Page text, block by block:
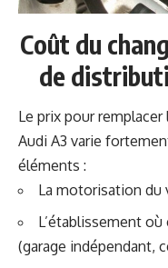
Coût du
de
Le prix pour
Audi A3 varie
éléments :
La motorisation du
L’établissement
(garage indépendant,